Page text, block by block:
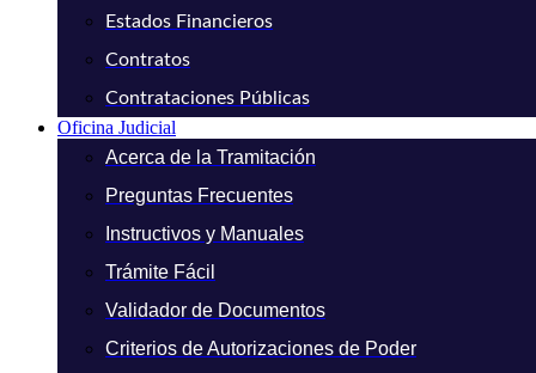
Estados Financieros
Contratos
Contrataciones Públicas
Oficina Judicial
Acerca de la Tramitación
Preguntas Frecuentes
Instructivos y Manuales
Trámite Fácil
Validador de Documentos
Criterios de Autorizaciones de Poder